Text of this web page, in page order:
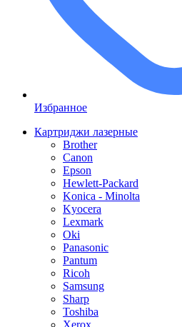
Избранное
Картриджи лазерные
Brother
Canon
Epson
Hewlett-Packard
Konica - Minolta
Kyocera
Lexmark
Oki
Panasonic
Pantum
Ricoh
Samsung
Sharp
Toshiba
Xerox